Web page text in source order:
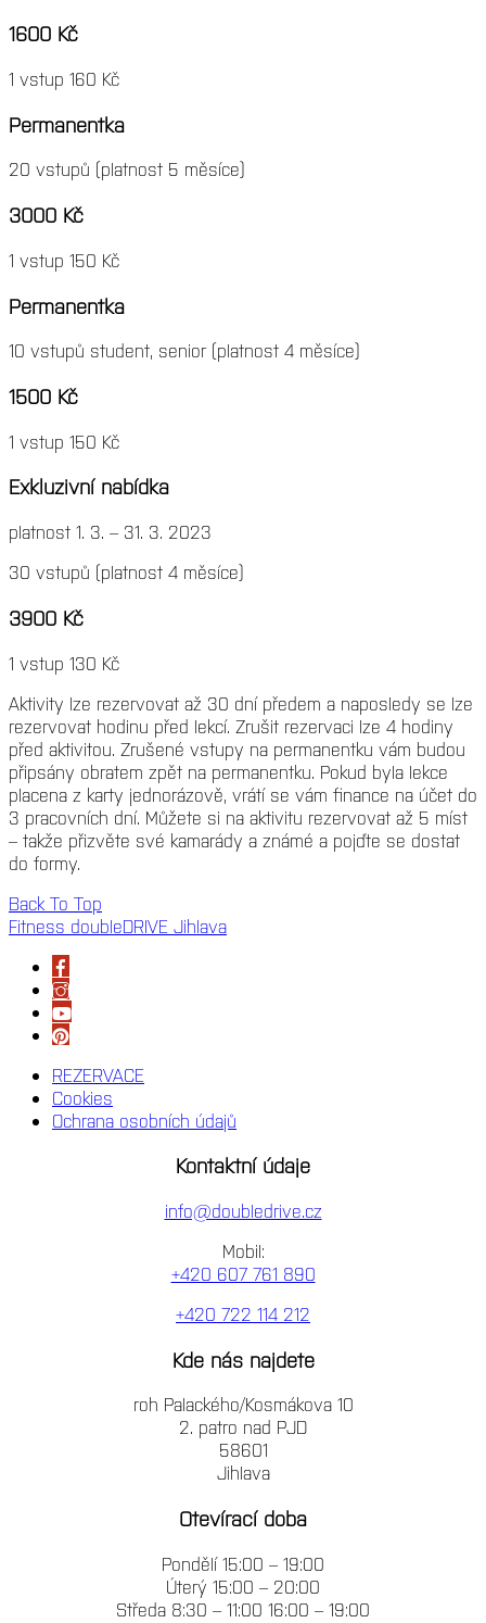
1600 Kč
1 vstup 160 Kč
Permanentka
20 vstupů (platnost 5 měsíce)
3000 Kč
1 vstup 150 Kč
Permanentka
10 vstupů student, senior (platnost 4 měsíce)
1500 Kč
1 vstup 150 Kč
Exkluzivní nabídka
platnost 1. 3. – 31. 3. 2023
30 vstupů (platnost 4 měsíce)
3900 Kč
1 vstup 130 Kč
Aktivity lze rezervovat až 30 dní předem a naposledy se lze
rezervovat hodinu před lekcí. Zrušit rezervaci lze 4 hodiny
před aktivitou. Zrušené vstupy na permanentku vám budou
připsány obratem zpět na permanentku. Pokud byla lekce
placena z karty jednorázově, vrátí se vám finance na účet do
3 pracovních dní. Můžete si na aktivitu rezervovat až 5 míst
– takže přizvěte své kamarády a známé a pojďte se dostat
do formy.
Back To Top
Fitness doubleDRIVE Jihlava
REZERVACE
Cookies
Ochrana osobních údajů
Kontaktní údaje
info@doubledrive.cz
Mobil:
+420 607 761 890
+420 722 114 212
Kde nás najdete
roh Palackého/Kosmákova 10
2. patro nad PJD
58601
Jihlava
Otevírací doba
Pondělí 15:00 – 19:00
Úterý 15:00 – 20:00
Středa 8:30 – 11:00 16:00 – 19:00